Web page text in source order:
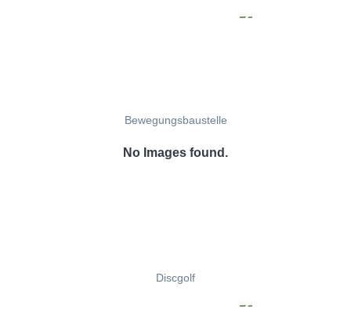
Bewegungsbaustelle
No Images found.
Discgolf